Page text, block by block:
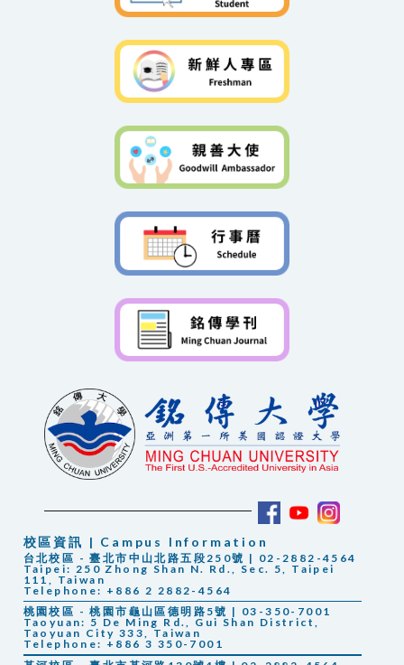
校區資訊 | Campus Information
台北校區 - 臺北市中山北路五段250號 | 02-2882-4564
Taipei: 250 Zhong Shan N. Rd., Sec. 5, Taipei
111, Taiwan
Telephone: +886 2 2882-4564
桃園校區 - 桃園市龜山區德明路5號 | 03-350-7001
Taoyuan: 5 De Ming Rd., Gui Shan District,
Taoyuan City 333, Taiwan
Telephone: +886 3 350-7001